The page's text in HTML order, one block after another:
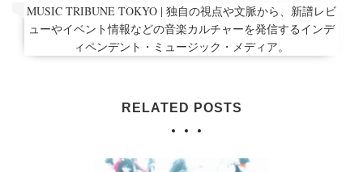
MUSIC TRIBUNE TOKYO | 独自の視点や文脈から、新譜レビ
ューやイベント情報などの音楽カルチャーを発信するインデ
ィペンデント・ミュージック・メディア。
RELATED POSTS